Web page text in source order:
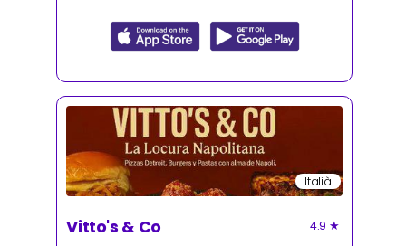
Italià
Vitto's & Co 4.9 ★